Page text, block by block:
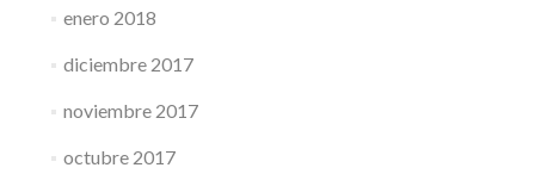
enero 2018
diciembre 2017
noviembre 2017
octubre 2017